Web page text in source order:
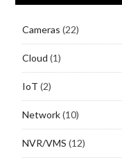
Cameras (22)
Cloud (1)
IoT (2)
Network(10)
NVR/VMS (12)